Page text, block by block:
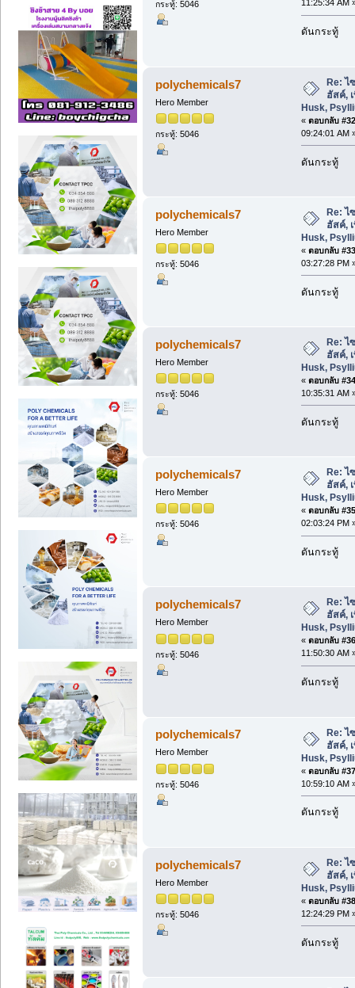
กระทู้: 5046
11:25:34 AM
ดันกระทู้
polychemicals7
Hero Member
กระทู้: 5046
Re: ไ
ฮัสค์,
Husk,
« ตอบกลับ
09:24:01 AM
ดันกระทู้
polychemicals7
Hero Member
กระทู้: 5046
Re: ไ
ฮัสค์,
Husk,
« ตอบกลับ
03:27:28 PM
ดันกระทู้
polychemicals7
Hero Member
กระทู้: 5046
Re: ไ
ฮัสค์,
Husk,
« ตอบกลับ
10:35:31 AM
ดันกระทู้
polychemicals7
Hero Member
กระทู้: 5046
Re: ไ
ฮัสค์,
Husk,
« ตอบกลับ
02:03:24 PM
ดันกระทู้
polychemicals7
Hero Member
กระทู้: 5046
Re: ไ
ฮัสค์,
Husk,
« ตอบกลับ
11:50:30 AM
ดันกระทู้
polychemicals7
Hero Member
กระทู้: 5046
Re: ไ
ฮัสค์,
Husk,
« ตอบกลับ
10:59:10 AM
ดันกระทู้
polychemicals7
Hero Member
กระทู้: 5046
Re: ไ
ฮัสค์,
Husk,
« ตอบกลับ
12:24:29 PM
ดันกระทู้